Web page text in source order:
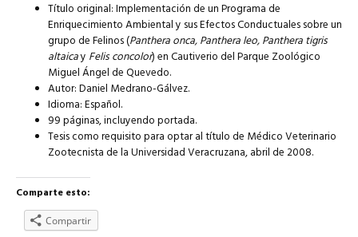
Título original: Implementación de un Programa de
Enriquecimiento Ambiental y sus Efectos Conductuales sobre un
grupo de Felinos (Panthera onca, Panthera leo, Panthera tigris
altaicay Felis concolor) en Cautiverio del Parque Zoológico
Miguel Ángel de Quevedo.
Autor: Daniel Medrano-Gálvez.
Idioma: Español.
99 páginas, incluyendo portada.
Tesis como requisito para optar al título de Médico Veterinario
Zootecnista de la Universidad Veracruzana, abril de 2008.
Comparte esto:
Compartir